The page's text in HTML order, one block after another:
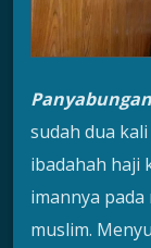
sudah dua
ibadahah haji
imannya
muslim.